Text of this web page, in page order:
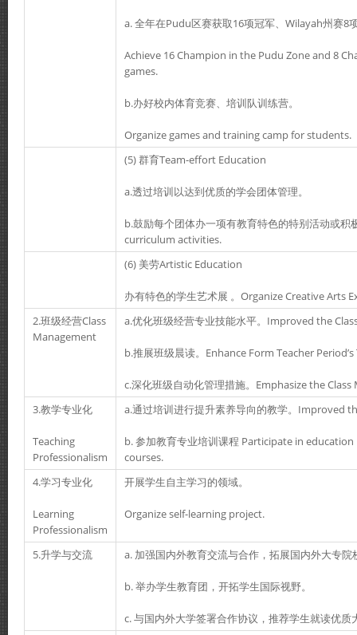
a. 全年在Pudu区赛获取16项冠军、Wilayah州赛8
Achieve 16 Champion in the Pudu Zone and 8
games.
b.办好校内体育竞赛、培训队训练营。
Organize games and training camp for students.
(5) 群育Team-effort Education
a.透过培训以达到优质的学会团体管理。
b.鼓励每个团体办一项有教育特色的特别活动或积
curriculum activities.
(6) 美劳Artistic Education
办有特色的学生艺术展 。Organize Creative Arts
2.班级经营Class
Management
a.优化班级经营专业技能水平。Improved the
b.推展班级晨读。Enhance Form Teacher Period’s
c.深化班级自动化管理措施。Emphasize the
3.教学专业化
Teaching
Professionalism
a.通过培训进行提升素养导向的教学。Improved
b. 参加教育专业培训课程 Participate in
courses.
4.学习专业化
Learning
Professionalism
开展学生自主学习的领域。
Organize self-learning project.
5.升学与交流 a. 加强国内外教育交流与合作，拓展国内外大专院
b. 举办学生教育团，开拓学生国际视野。
c. 与国内外大学签署合作协议，推荐学生就读优质